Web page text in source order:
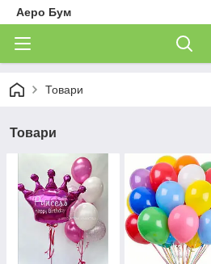
Аеро Бум
Товари
Товари